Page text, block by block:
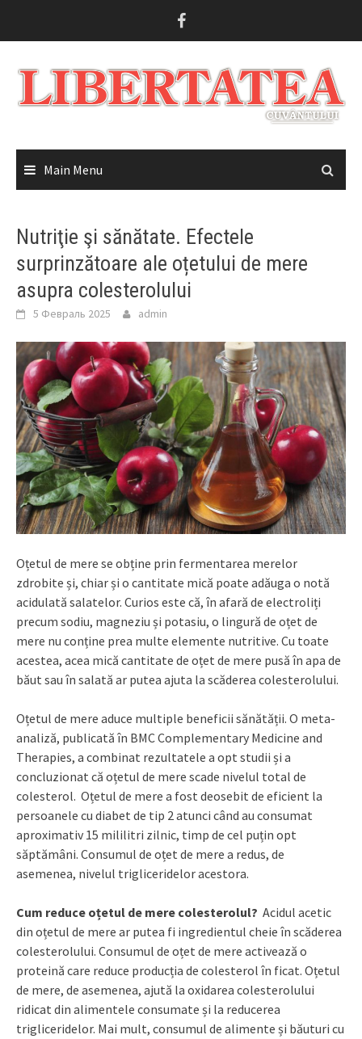
Main Menu
Nutriţie şi sănătate. Efectele
surprinzătoare ale oțetului de mere
asupra colesterolului
5 Февраль 2025 admin
Oțetul de mere se obține prin fermentarea merelor
zdrobite și, chiar și o cantitate mică poate adăuga o notă
acidulată salatelor. Curios este că, în afară de electroliți
precum sodiu, magneziu și potasiu, o lingură de oțet de
mere nu conține prea multe elemente nutritive. Cu toate
acestea, acea mică cantitate de oțet de mere pusă în apa de
băut sau în salată ar putea ajuta la scăderea colesterolului.
Oțetul de mere aduce multiple beneficii sănătății. O meta-
analiză, publicată în BMC Complementary Medicine and
Therapies, a combinat rezultatele a opt studii și a
concluzionat că oțetul de mere scade nivelul total de
colesterol. Oțetul de mere a fost deosebit de eficient la
persoanele cu diabet de tip 2 atunci când au consumat
aproximativ 15 mililitri zilnic, timp de cel puțin opt
săptămâni. Consumul de oțet de mere a redus, de
asemenea, nivelul trigliceridelor acestora.
Cum reduce oțetul de mere colesterolul? Acidul acetic
din oțetul de mere ar putea fi ingredientul cheie în scăderea
colesterolului. Consumul de oțet de mere activează o
proteină care reduce producția de colesterol în ficat. Oțetul
de mere, de asemenea, ajută la oxidarea colesterolului
ridicat din alimentele consumate și la reducerea
trigliceridelor. Mai mult, consumul de alimente și băuturi cu